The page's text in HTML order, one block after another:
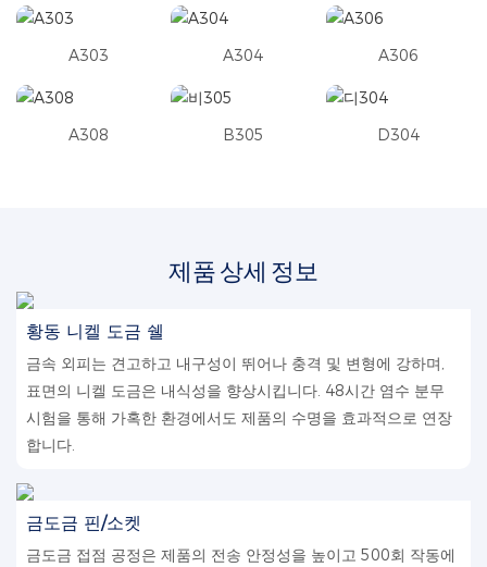
A303 A304 A306
A308 B305 D304
제품 상세 정보
황동 니켈 도금 쉘
금속 외피는 견고하고 내구성이 뛰어나 충격 및 변형에 강하며,
표면의 니켈 도금은 내식성을 향상시킵니다. 48시간 염수 분무
시험을 통해 가혹한 환경에서도 제품의 수명을 효과적으로 연장
합니다.
금도금 핀/소켓
금도금 접점 공정은 제품의 전송 안정성을 높이고 500회 작동에